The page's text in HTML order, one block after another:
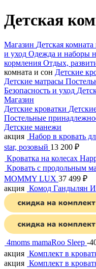
Детская
Магазин Детская комната
и уход Одежда и наборы
кормления Отдых,
комната и сон Детские
Детские матрасы
Безопасность и уход
Магазин
Детские кроватки
Постельные
Детские манежи
акция Набор в кровать
star, розовый 13 200 ₽
Кроватка на колесах
Кровать с продольным
MOMMY LUX 37 499 ₽
акция Комод Гандылян
4moms mamaRoo Sleep -
акция Комплект в
акция Комплект в